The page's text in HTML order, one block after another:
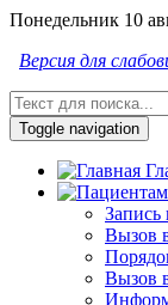
Понедельник 10
Версия для
Toggle navigation
Вызов
Вызов